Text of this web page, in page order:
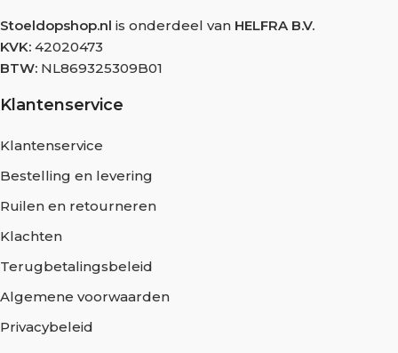
Stoeldopshop.nl is onderdeel van HELFRA B.V.
KVK: 42020473
BTW: NL869325309B01
Klantenservice
Klantenservice
Bestelling en levering
Ruilen en retourneren
Klachten
Terugbetalingsbeleid
Algemene voorwaarden
Privacybeleid